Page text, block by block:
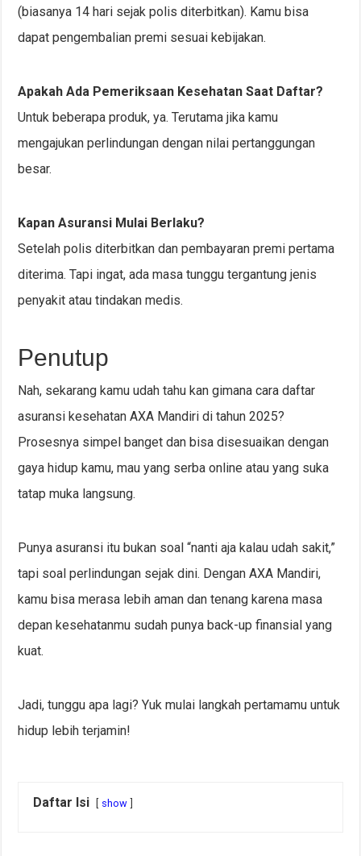
(biasanya 14 hari sejak polis diterbitkan). Kamu bisa
dapat pengembalian premi sesuai kebijakan.
Apakah Ada Pemeriksaan Kesehatan Saat Daftar?
Untuk beberapa produk, ya. Terutama jika kamu
mengajukan perlindungan dengan nilai pertanggungan
besar.
Kapan Asuransi Mulai Berlaku?
Setelah polis diterbitkan dan pembayaran premi pertama
diterima. Tapi ingat, ada masa tunggu tergantung jenis
penyakit atau tindakan medis.
Penutup
Nah, sekarang kamu udah tahu kan gimana cara daftar
asuransi kesehatan AXA Mandiri di tahun 2025?
Prosesnya simpel banget dan bisa disesuaikan dengan
gaya hidup kamu, mau yang serba online atau yang suka
tatap muka langsung.
Punya asuransi itu bukan soal “nanti aja kalau udah sakit,”
tapi soal perlindungan sejak dini. Dengan AXA Mandiri,
kamu bisa merasa lebih aman dan tenang karena masa
depan kesehatanmu sudah punya back-up finansial yang
kuat.
Jadi, tunggu apa lagi? Yuk mulai langkah pertamamu untuk
hidup lebih terjamin!
Daftar Isi show